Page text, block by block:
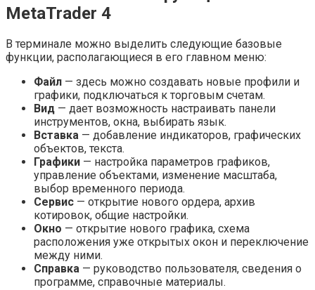
MetaTrader 4
В терминале можно выделить следующие базовые
функции, располагающиеся в его главном меню:
Файл — здесь можно создавать новые профили и
графики, подключаться к торговым счетам.
Вид — дает возможность настраивать панели
инструментов, окна, выбирать язык.
Вставка — добавление индикаторов, графических
объектов, текста.
Графики — настройка параметров графиков,
управление объектами, изменение масштаба,
выбор временного периода.
Сервис — открытие нового ордера, архив
котировок, общие настройки.
Окно — открытие нового графика, схема
расположения уже открытых окон и переключение
между ними.
Справка — руководство пользователя, сведения о
программе, справочные материалы.